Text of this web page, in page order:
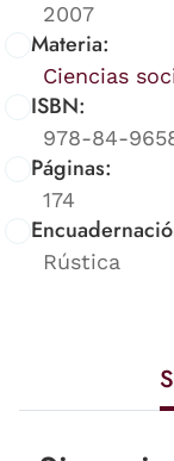
2007
Materia:
Ciencias
ISBN:
978-84-
Páginas:
174
Rústica